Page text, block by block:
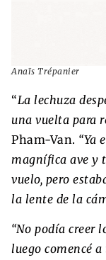
Anaïs Trépanier
“La lechuza
una vuelta para
Pham-Van. “Ya
magnífica ave y
vuelo, pero
la lente de la
“No podía creer
luego comencé